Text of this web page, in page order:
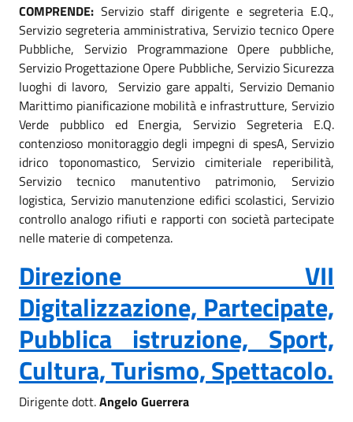
COMPRENDE: Servizio staff dirigente e segreteria E.Q.,
Servizio segreteria amministrativa, Servizio tecnico Opere
Pubbliche, Servizio Programmazione Opere pubbliche,
Servizio Progettazione Opere Pubbliche, Servizio Sicurezza
luoghi di lavoro, Servizio gare appalti, Servizio Demanio
Marittimo pianificazione mobilità e infrastrutture, Servizio
Verde pubblico ed Energia, Servizio Segreteria E.Q.
contenzioso monitoraggio degli impegni di spesA, Servizio
idrico toponomastico, Servizio cimiteriale reperibilità,
Servizio tecnico manutentivo patrimonio, Servizio
logistica, Servizio manutenzione edifici scolastici, Servizio
controllo analogo rifiuti e rapporti con società partecipate
nelle materie di competenza.
Direzione VII
Digitalizzazione, Partecipate,
Pubblica istruzione, Sport,
Cultura, Turismo, Spettacolo.
Dirigente dott.Angelo Guerrera